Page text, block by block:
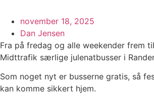
november 18, 2025
Dan Jensen
Fra på fredag og alle weekender frem
Midttrafik særlige julenatbusser i
Som noget nyt er busserne gratis, så
kan komme sikkert hjem.